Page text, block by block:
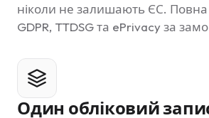
ніколи не залишають ЄС. Повна
GDPR, TTDSG та ePrivacy за
Один обліковий